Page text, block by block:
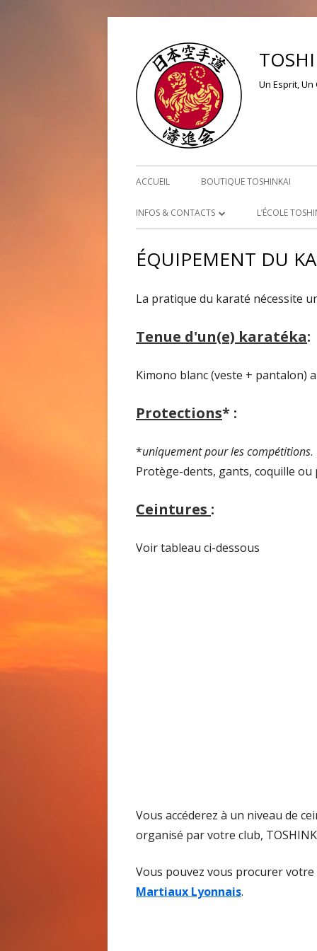
Un Esprit, Un
Menu
principal
ACCUEIL BOUTIQUE TOSHINKAI
INFOS & CONTACTS
PLAN D’ACCÈS
L’ÉCOLE
TOSHINKAI
DOJO KUN
ÉQUIPEMENT DU
La pratique du karaté nécessite
Tenue d'un(e) karatéka:
Kimono blanc (veste + pantalon)
Protections* :
*uniquement pour les compétitions.
Protège-dents, gants, coquille
Ceintures :
Voir tableau ci-dessous
Vous accéderez à un niveau de
organisé par votre club,
Vous pouvez vous procurer
Martiaux Lyonnais.